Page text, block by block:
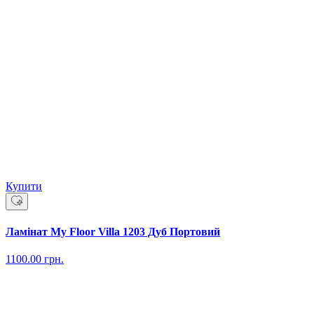
Купити
Ламінат My Floor Villa 1203 Дуб Портовий
1100.00 грн.